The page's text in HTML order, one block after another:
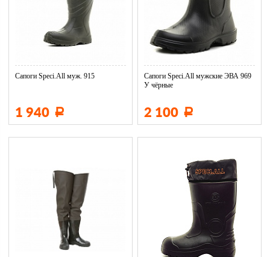
Сапоги Speci.All муж. 915
1 940 Р
Сапоги Speci.All мужские ЭВА 969
У чёрные
2 100 Р